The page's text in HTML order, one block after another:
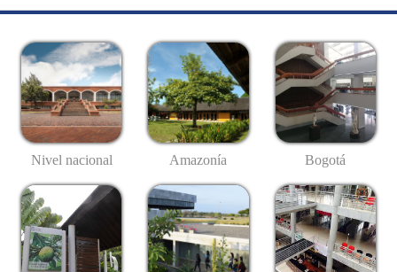
Nivel nacional Amazonía Bogotá